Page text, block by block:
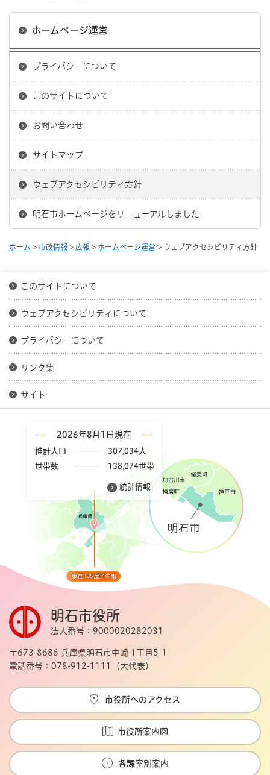
ホームページ運営
プライバシーについて
このサイトについて
お問い合わせ
サイトマップ
ウェブアクセシビリティ方針
明石市ホームページをリニューアルしました
ホーム > 市政情報 > 広報 > ホームページ運営 > ウェブアクセシビリティ方針
このサイトについて
ウェブアクセシビリティについて
プライバシーについて
リンク集
サイト
2026年8月1日現在
推計人口
307,034人
世帯数
138,074世帯
統計情報
明石市役所
法人番号：9000020282031
〒673-8686 兵庫県明石市中崎 1丁目5-1
電話番号：078-912-1111（大代表）
市役所へのアクセス
市役所案内図
各課室別案内